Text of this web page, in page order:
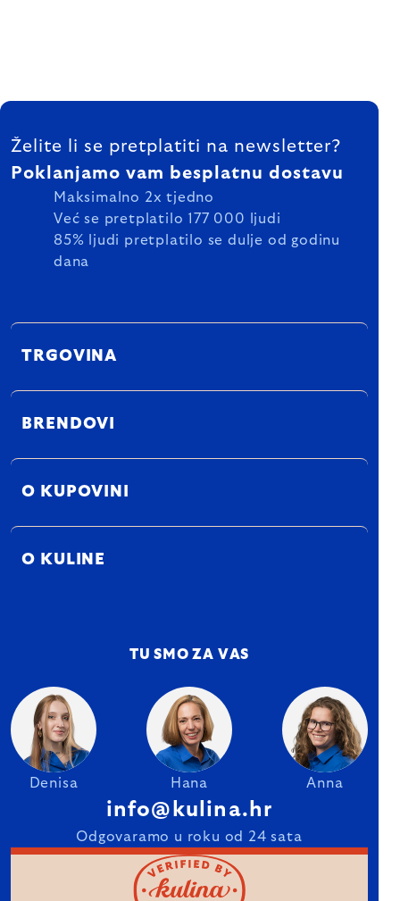
FOOTER
Želite li se pretplatiti na newsletter?
Poklanjamo vam besplatnu dostavu
Maksimalno 2x tjedno
Već se pretplatilo 177 000 ljudi
85% ljudi pretplatilo se dulje od godinu
dana
TRGOVINA
BRENDOVI
O KUPOVINI
O KULINE
TU SMO ZA VAS
Denisa Hana Anna
info@kulina.hr
Odgovaramo u roku od 24 sata